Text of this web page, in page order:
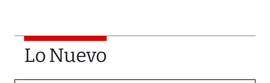
Lo Nuevo